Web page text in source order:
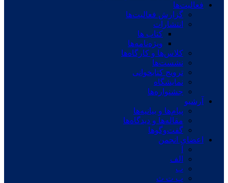
فعالیت‌ها
گزارش فعالیت‌ها
انتشارات
کتاب ها
ویژه‌نامه‌ها
کلاس‌ها و کارگاه‌ها
نشست‌ها
ترویج کتابخوانی
نمایشگاه
جشنواره‌ها
آرشیو
پیام‌ها و بیانیه‌ها
مقاله‌ها و دیدگاه‌ها
گفت‌وگوها
اعضای انجمن
الف
ب
پ ت ث